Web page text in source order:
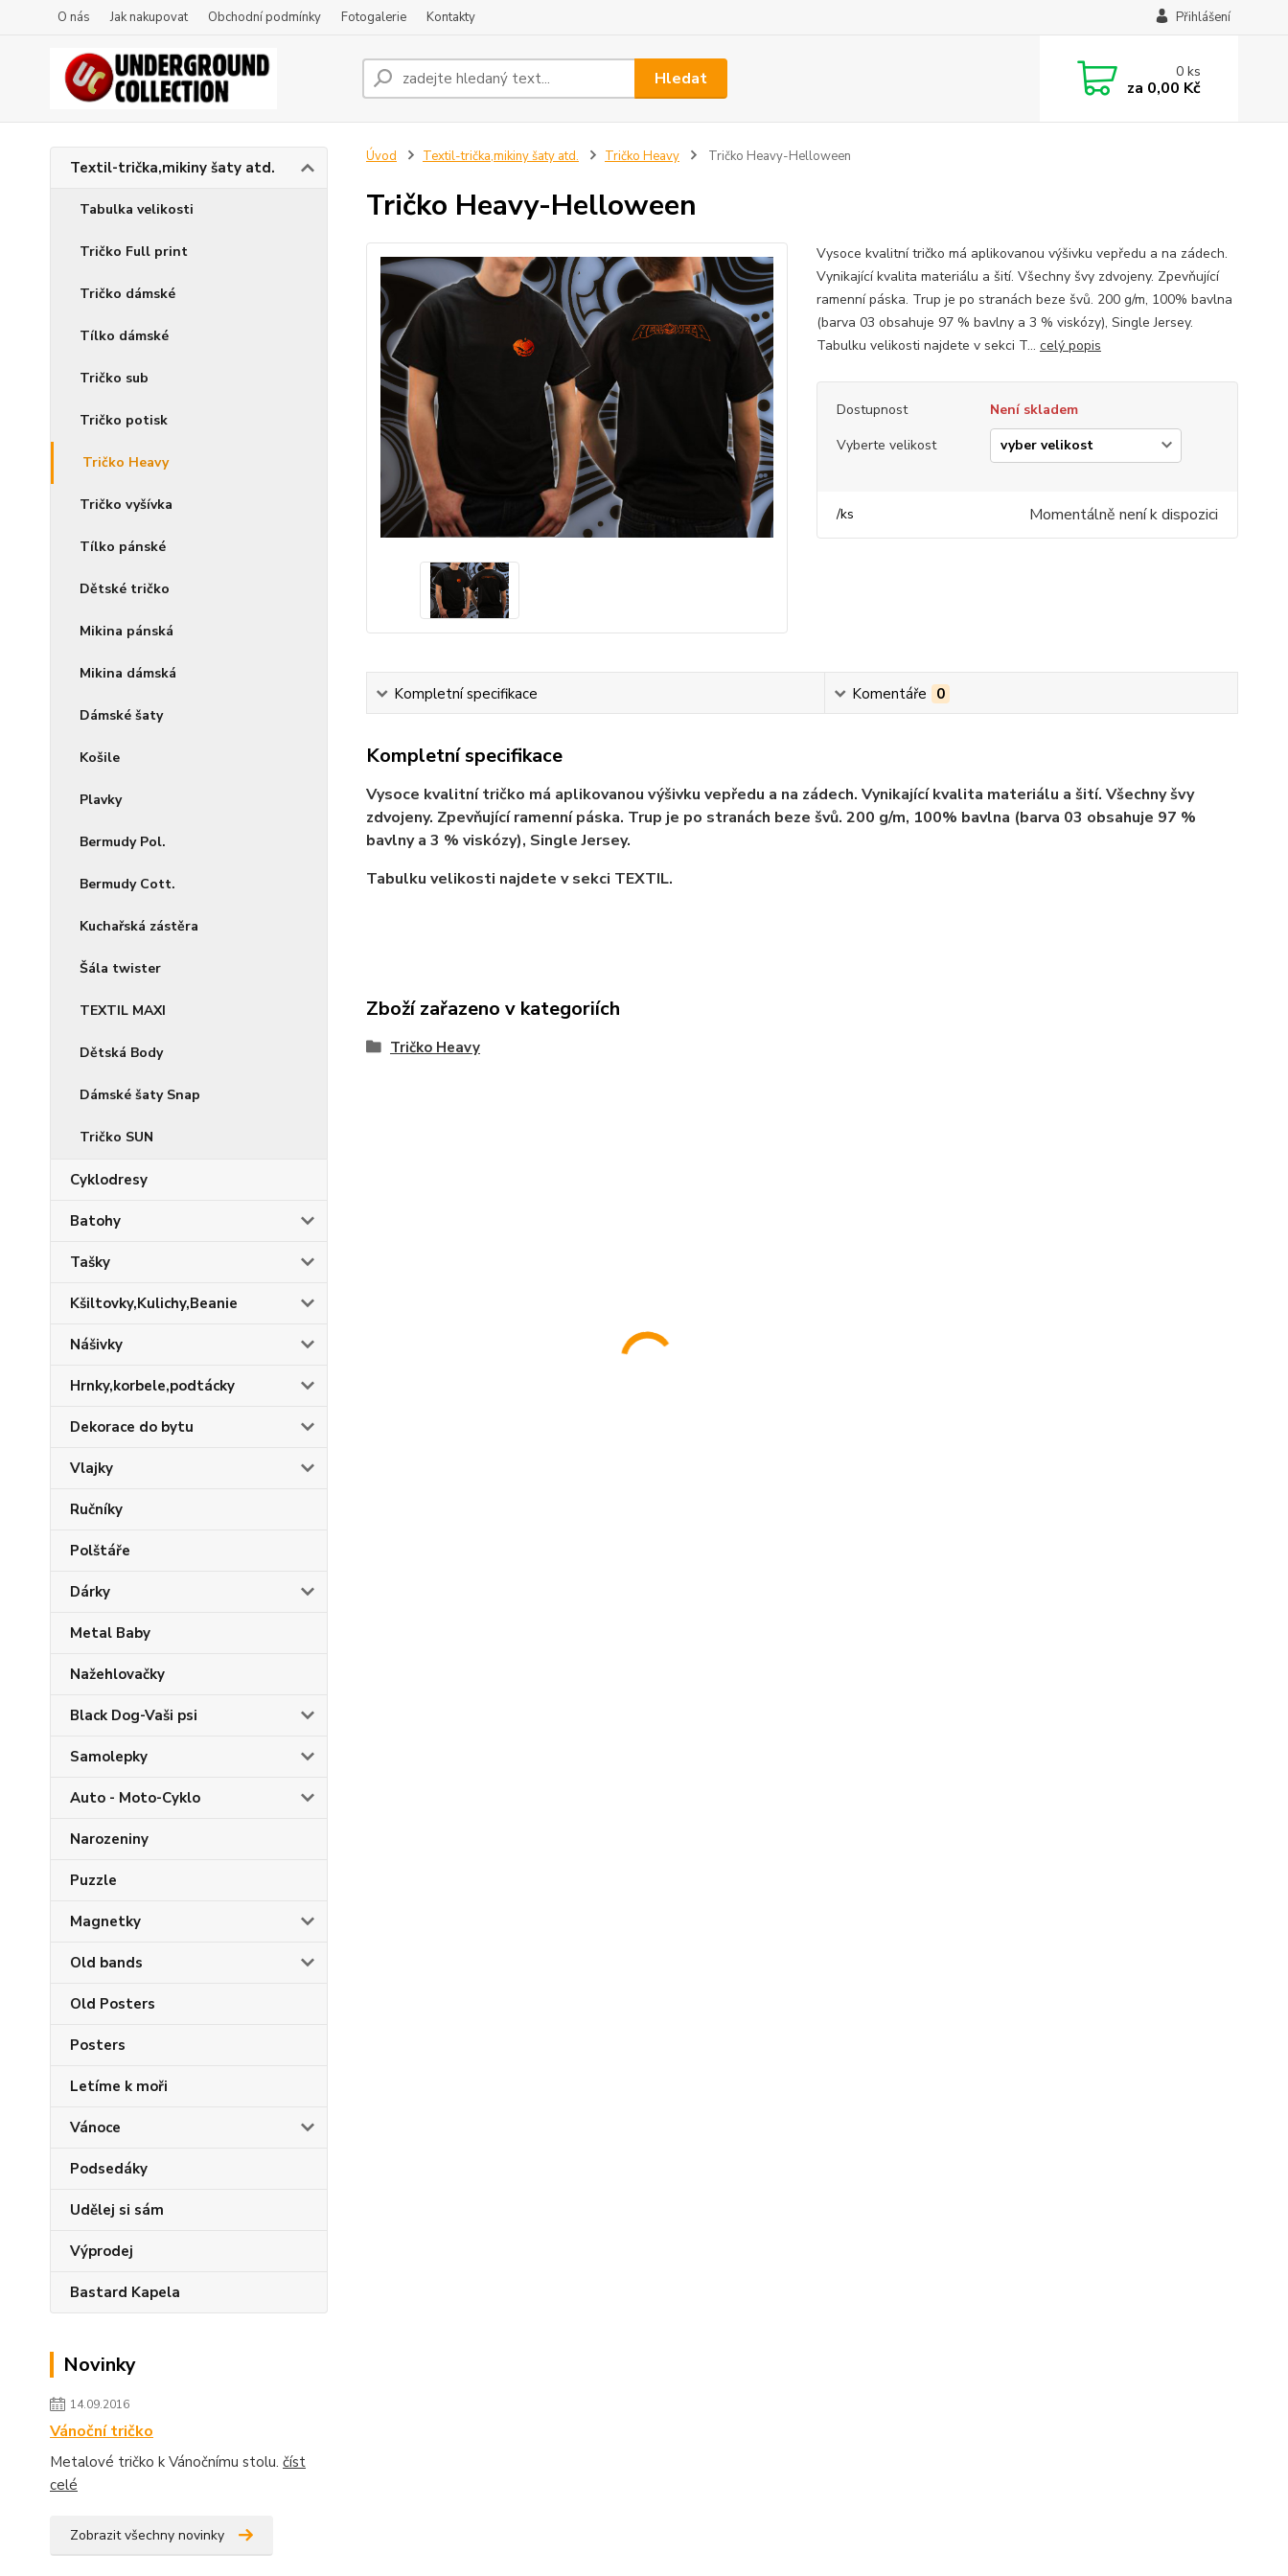
O nás Jak nakupovat Obchodní podmínky Fotogalerie Kontakty Přihlášení
Hledat 0ks
za 0,00 Kč
Textil-trička,mikiny šaty atd.
Tabulka velikosti
Tričko Full print
Tričko dámské
Tílko dámské
Tričko sub
Tričko potisk
Tričko Heavy
Tričko vyšívka
Tílko pánské
Dětské tričko
Mikina pánská
Mikina dámská
Dámské šaty
Košile
Plavky
Bermudy Pol.
Bermudy Cott.
Kuchařská zástěra
Šála twister
TEXTIL MAXI
Dětská Body
Dámské šaty Snap
Tričko SUN
Cyklodresy
Batohy
Tašky
Kšiltovky,Kulichy,Beanie
Nášivky
Hrnky,korbele,podtácky
Dekorace do bytu
Vlajky
Ručníky
Polštáře
Dárky
Metal Baby
Nažehlovačky
Black Dog-Vaši psi
Samolepky
Auto - Moto-Cyklo
Narozeniny
Puzzle
Magnetky
Old bands
Old Posters
Posters
Letíme k moři
Vánoce
Podsedáky
Udělej si sám
Výprodej
Bastard Kapela
Novinky
14.09.2016
Vánoční tričko
Metalové tričko k Vánočnímu stolu. číst
celé
Zobrazit všechny novinky
Úvod Textil-trička,mikiny šaty atd. Tričko Heavy Tričko Heavy-Helloween
Tričko Heavy-Helloween
Vysoce kvalitní tričko má aplikovanou výšivku vepředu a na zádech.
Vynikající kvalita materiálu a šití. Všechny švy zdvojeny. Zpevňující
ramenní páska. Trup je po stranách beze švů. 200 g/m, 100% bavlna
(barva 03 obsahuje 97 % bavlny a 3 % viskózy), Single Jersey.
Tabulku velikosti najdete v sekci T... celý popis
Dostupnost
Není skladem
Vyberte velikost
/ks Momentálně není k dispozici
Kompletní specifikace Komentáře 0
Kompletní specifikace
Vysoce kvalitní tričko má aplikovanou výšivku vepředu a na zádech. Vynikající kvalita materiálu a šití. Všechny švy
zdvojeny. Zpevňující ramenní páska. Trup je po stranách beze švů. 200 g/m, 100% bavlna (barva 03 obsahuje 97 %
bavlny a 3 % viskózy), Single Jersey.
Tabulku velikosti najdete v sekci TEXTIL.
Zboží zařazeno v kategoriích
Tričko Heavy